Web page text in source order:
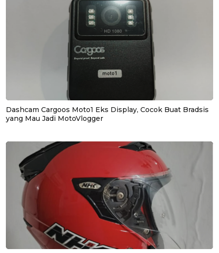
Dashcam Cargoos Moto1 Eks Display, Cocok Buat Bradsis
yang Mau Jadi MotoVlogger